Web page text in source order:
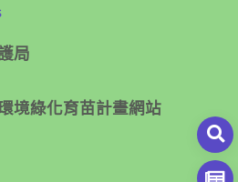
局
境綠化育苗計畫網站